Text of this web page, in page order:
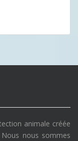
animale créée
nous sommes